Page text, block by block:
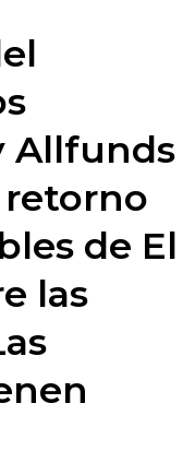
Allfunds
de El
las